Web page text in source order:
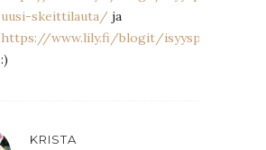
uusi-skeittilauta/ ja
https://www.lily.fi/blogit/isyyspakkaus/
:)
KRISTA